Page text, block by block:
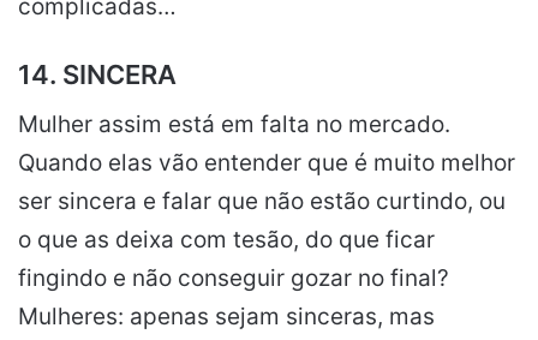
complicadas…
14. SINCERA
Mulher assim está em falta no mercado.
Quando elas vão entender que é muito melhor
ser sincera e falar que não estão curtindo, ou
o que as deixa com tesão, do que ficar
fingindo e não conseguir gozar no final?
Mulheres: apenas sejam sinceras, mas